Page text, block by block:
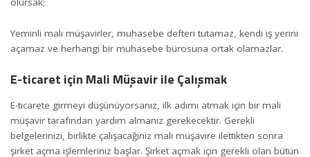
Yeminli mali müşavirler, muhasebe defteri tutamaz, kendi iş yerini
açamaz ve herhangi bir muhasebe bürosuna ortak olamazlar.
E-ticaret için Mali Müşavir ile Çalışmak
E-ticarete girmeyi düşünüyorsanız, ilk adımı atmak için bir mali
müşavir tarafından yardım almanız gerekecektir. Gerekli
belgelerinizi, birlikte çalışacağınız mali müşavire ilettikten sonra
şirket açma işlemleriniz başlar. Şirket açmak için gerekli olan bütün